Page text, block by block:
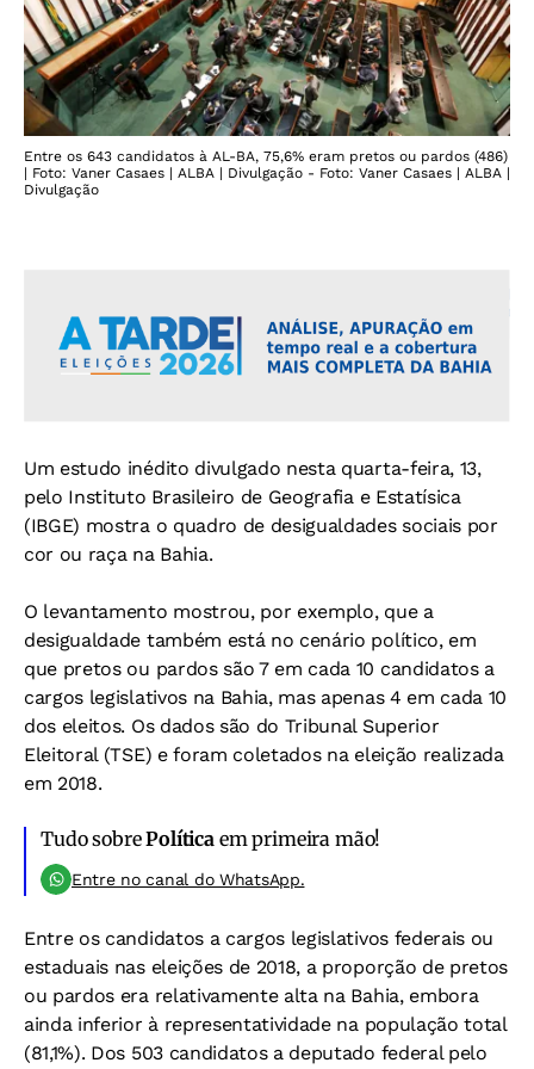
Entre os 643 candidatos à AL-BA, 75,6% eram pretos ou pardos (486)
| Foto: Vaner Casaes | ALBA | Divulgação - Foto: Vaner Casaes | ALBA |
Divulgação
Um estudo inédito divulgado nesta quarta-feira, 13,
pelo Instituto Brasileiro de Geografia e Estatísica
(IBGE) mostra o quadro de desigualdades sociais por
cor ou raça na Bahia.
O levantamento mostrou, por exemplo, que a
desigualdade também está no cenário político, em
que pretos ou pardos são 7 em cada 10 candidatos a
cargos legislativos na Bahia, mas apenas 4 em cada 10
dos eleitos. Os dados são do Tribunal Superior
Eleitoral (TSE) e foram coletados na eleição realizada
em 2018.
Tudo sobrePolíticaem primeira mão!
Entre no canal do WhatsApp.
Entre os candidatos a cargos legislativos federais ou
estaduais nas eleições de 2018, a proporção de pretos
ou pardos era relativamente alta na Bahia, embora
ainda inferior à representatividade na população total
(81,1%). Dos 503 candidatos a deputado federal pelo